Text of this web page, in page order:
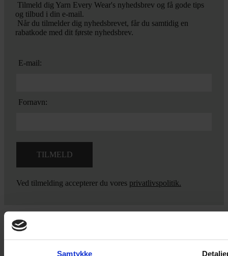
Samtykke
Tilmeld dig Yarn Every Wear's nyhedsbrev og få gode tips
og tilbud i din e-mail.
Når du tilmelder dig nyhedsbrevet, får du samtidig en
rabatkode med dit første nyhedsbrev.
E-mail:
Fornavn:
Ved tilmelding accepterer du vores privatlivspolitik.
Yarn Every Wear